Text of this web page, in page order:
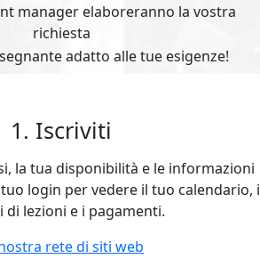
manager elaboreranno la vostra
richiesta
adatto alle tue esigenze!
1. Iscriviti
la tua disponibilità e le informazioni
login per vedere il tuo calendario, i
di lezioni e i pagamenti.
rete di siti web